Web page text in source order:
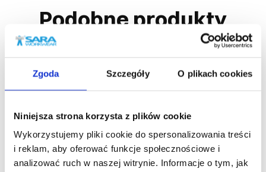
Zgoda Szczegóły O plikach cookies
Niniejsza strona korzysta z plików cookie
Wykorzystujemy pliki cookie do spersonalizowania treści
i reklam, aby oferować funkcje społecznościowe i
analizować ruch w naszej witrynie. Informacje o tym, jak
Podobne produkty